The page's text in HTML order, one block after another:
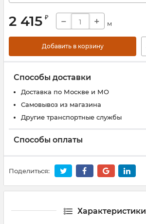
2 415 ₽ − + м
Добавить в корзину
Способы доставки
Доставка по Москве и МО
Самовывоз из магазина
Другие транспортные службы
Способы оплаты
Поделиться:
Характеристики